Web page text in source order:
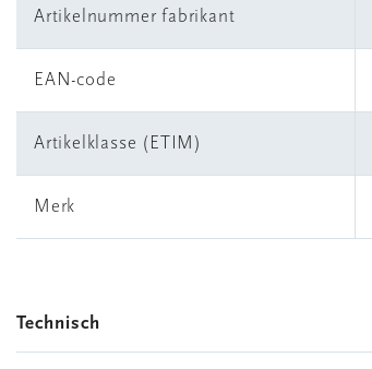
Artikelnummer fabrikant
EAN-code
Artikelklasse (ETIM)
Merk
Technisch